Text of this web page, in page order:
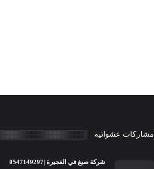
مشاركات عشوائية
شركة صبغ في الفجيرة |0547149297